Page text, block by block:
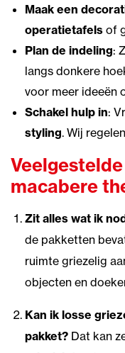
Maak een
operatietafels of
Plan de indeling:
langs donkere
voor meer ideeën
Schakel hulp in:
styling. Wij
macabere
Zit alles wat ik
de pakketten
ruimte griezelig
objecten en
Kan ik losse
pakket? Dat kan